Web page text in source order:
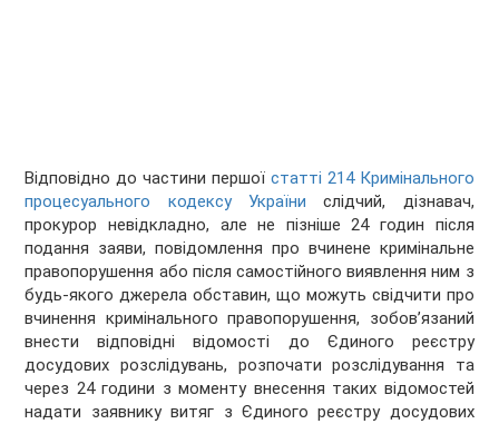
Відповідно до частини першої статті 214 Кримінального
процесуального кодексу України слідчий, дізнавач,
прокурор невідкладно, але не пізніше 24 годин після
подання заяви, повідомлення про вчинене кримінальне
правопорушення або після самостійного виявлення ним з
будь-якого джерела обставин, що можуть свідчити про
вчинення кримінального правопорушення, зобов’язаний
внести відповідні відомості до Єдиного реєстру
досудових розслідувань, розпочати розслідування та
через 24 години з моменту внесення таких відомостей
надати заявнику витяг з Єдиного реєстру досудових